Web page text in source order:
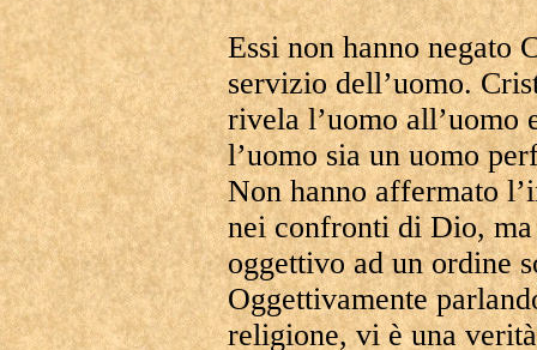
Essi non hanno negato
servizio dell’uomo.
rivela l’uomo all’uomo
l’uomo sia un uomo
Non hanno affermato
nei confronti di Dio, ma
oggettivo ad un ordine
Oggettivamente
religione, vi è una